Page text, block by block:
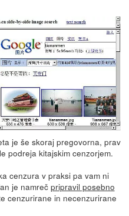
je še skoraj pregovorna, prav
podreja kitajskim cenzorjem.
cenzura v praksi pa vam ni
je namreč pripravil posebno
cenzurirane in necenzurirane